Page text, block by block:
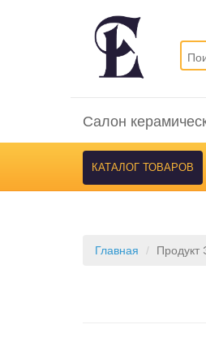
Салон
КАТАЛОГ ТОВАРОВ
Главная Продукт